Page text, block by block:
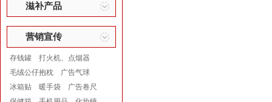
滋补产品
营销宣传
存钱罐
打火机、点烟器
毛绒公仔抱枕
广告气球
冰箱贴
暖手袋
广告卷尺